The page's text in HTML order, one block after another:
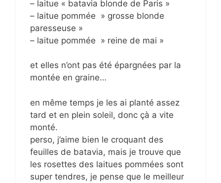
– laitue « batavia blonde de Paris »
– laitue pommée » grosse blonde
paresseuse »
– laitue pommée » reine de mai »
et elles n’ont pas été épargnées par la
montée en graine…
en même temps je les ai planté assez
tard et en plein soleil, donc çà a vite
monté.
perso, j’aime bien le croquant des
feuilles de batavia, mais je trouve que
les rosettes des laitues pommées sont
super tendres, je pense que le meilleur